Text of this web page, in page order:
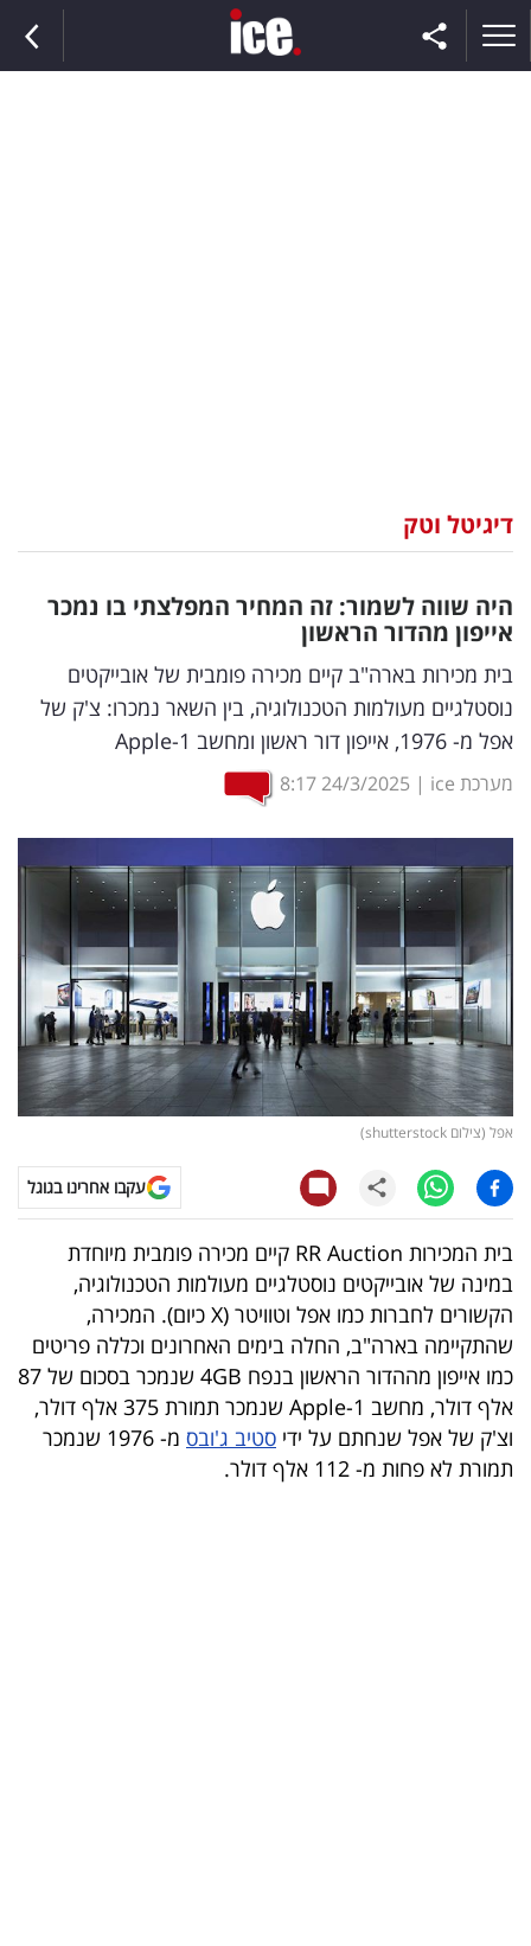
וצרכנות
דיגיטל
וטק
שיווק
ופרסום
מדדים
ומחקרים
דעות
רכילות
עסקית
קריפטו
ויראלי
טלוויזיה
עסקי
ספורט
קריירה
ולימודים
מינויים
דיגיטל וטק
היה שווה לשמור: זה המחיר המפלצתי בו נמכר
אייפון מהדור הראשון
בית מכירות בארה"ב קיים מכירה פומבית של אובייקטים
נוסטלגיים מעולמות הטכנולוגיה, בין השאר נמכרו: צ'ק של
אפל מ- 1976, אייפון דור ראשון ומחשב Apple-1
מערכת ice |
24/3/2025
8:17
אפל (צילום shutterstock)
עקבו אחרינו בגוגל
בית המכירות RR Auction קיים מכירה פומבית מיוחדת
במינה של אובייקטים נוסטלגיים מעולמות הטכנולוגיה,
הקשורים לחברות כמו אפל וטוויטר (X כיום). המכירה,
שהתקיימה בארה"ב, החלה בימים האחרונים וכללה פריטים
כמו אייפון מההדור הראשון בנפח 4GB שנמכר בסכום של 87
אלף דולר, מחשב Apple-1 שנמכר תמורת 375 אלף דולר,
וצ'ק של אפל שנחתם על ידי סטיב ג'ובס
מ- 1976 שנמכר
תמורת לא פחות מ- 112 אלף דולר.